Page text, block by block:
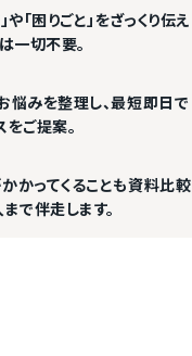
「困りごと」をざっくり伝え
一切不要。
悩みを整理し、最短即日で
ご提案。
かってくることも資料比較
で伴走します。